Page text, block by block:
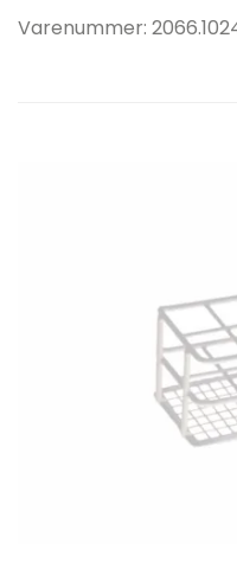
Varenummer: